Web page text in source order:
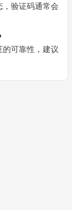
验证码通常会
可靠性，建议